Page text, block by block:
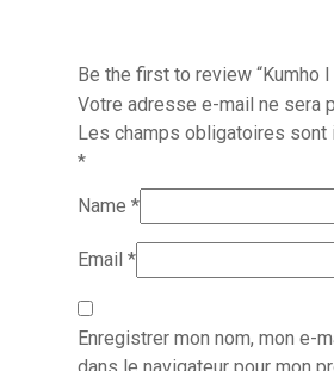
Be the first to review “Kumho I
Votre adresse e-mail ne sera
Les champs obligatoires sont
*
Name *
Email *
Enregistrer mon nom, mon e-